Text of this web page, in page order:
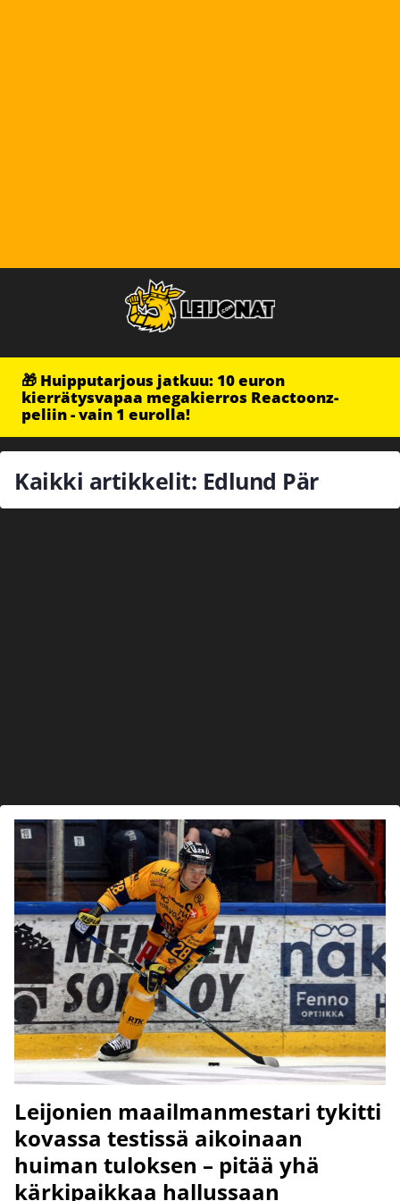
🎁 Huipputarjous jatkuu: 10 euron
kierrätysvapaa megakierros Reactoonz-
peliin - vain 1 eurolla!
Kaikki artikkelit: Edlund Pär
Leijonien maailmanmestari tykitti
kovassa testissä aikoinaan
huiman tuloksen – pitää yhä
kärkipaikkaa hallussaan